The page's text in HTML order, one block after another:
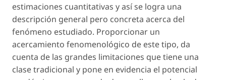
estimaciones cuantitativas y así se logra una
descripción general pero concreta acerca del
fenómeno estudiado. Proporcionar un
acercamiento fenomenológico de este tipo, da
cuenta de las grandes limitaciones que tiene una
clase tradicional y pone en evidencia el potencial